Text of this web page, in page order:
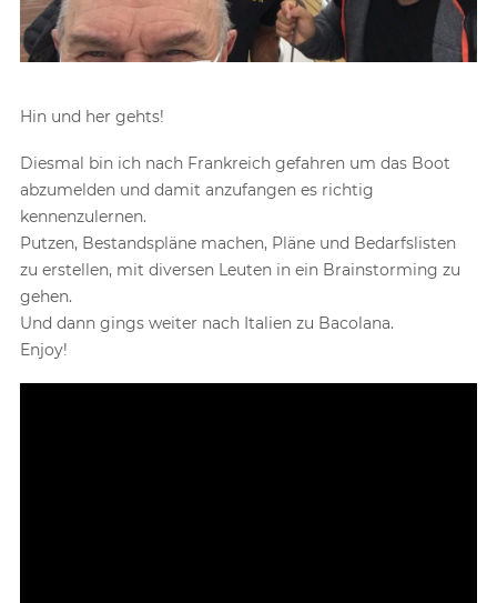
Hin und her gehts!
Diesmal bin ich nach Frankreich gefahren um das Boot
abzumelden und damit anzufangen es richtig
kennenzulernen.
Putzen, Bestandspläne machen, Pläne und Bedarfslisten
zu erstellen, mit diversen Leuten in ein Brainstorming zu
gehen.
Und dann gings weiter nach Italien zu Bacolana.
Enjoy!